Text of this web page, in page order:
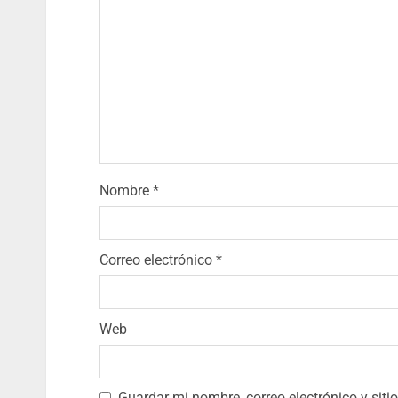
Nombre *
Correo electrónico *
Web